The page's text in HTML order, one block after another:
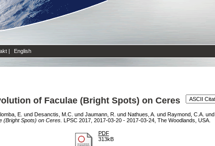
| English
of Faculae (Bright Spots) on Ceres
E. und Desanctis, M.C. und Jaumann, R. und Nathues, A. und Raymond, C.A. und
(Bright Spots) on Ceres. LPSC 2017, 2017-03-20 - 2017-03-24, The Woodlands, USA.
PDF
313kB